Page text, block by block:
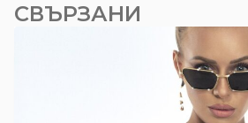
СВЪРЗАНИ